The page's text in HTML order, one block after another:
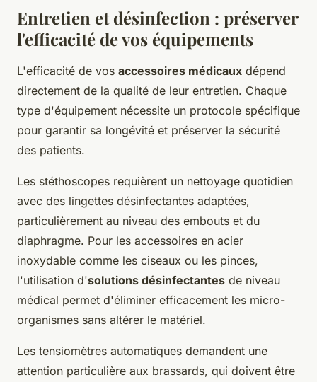
Entretien et désinfection : préserver
l'efficacité de vos équipements
L'efficacité de vos accessoires médicaux dépend
directement de la qualité de leur entretien. Chaque
type d'équipement nécessite un protocole spécifique
pour garantir sa longévité et préserver la sécurité
des patients.
Les stéthoscopes requièrent un nettoyage quotidien
avec des lingettes désinfectantes adaptées,
particulièrement au niveau des embouts et du
diaphragme. Pour les accessoires en acier
inoxydable comme les ciseaux ou les pinces,
l'utilisation d'solutions désinfectantes de niveau
médical permet d'éliminer efficacement les micro-
organismes sans altérer le matériel.
Les tensiomètres automatiques demandent une
attention particulière aux brassards, qui doivent être